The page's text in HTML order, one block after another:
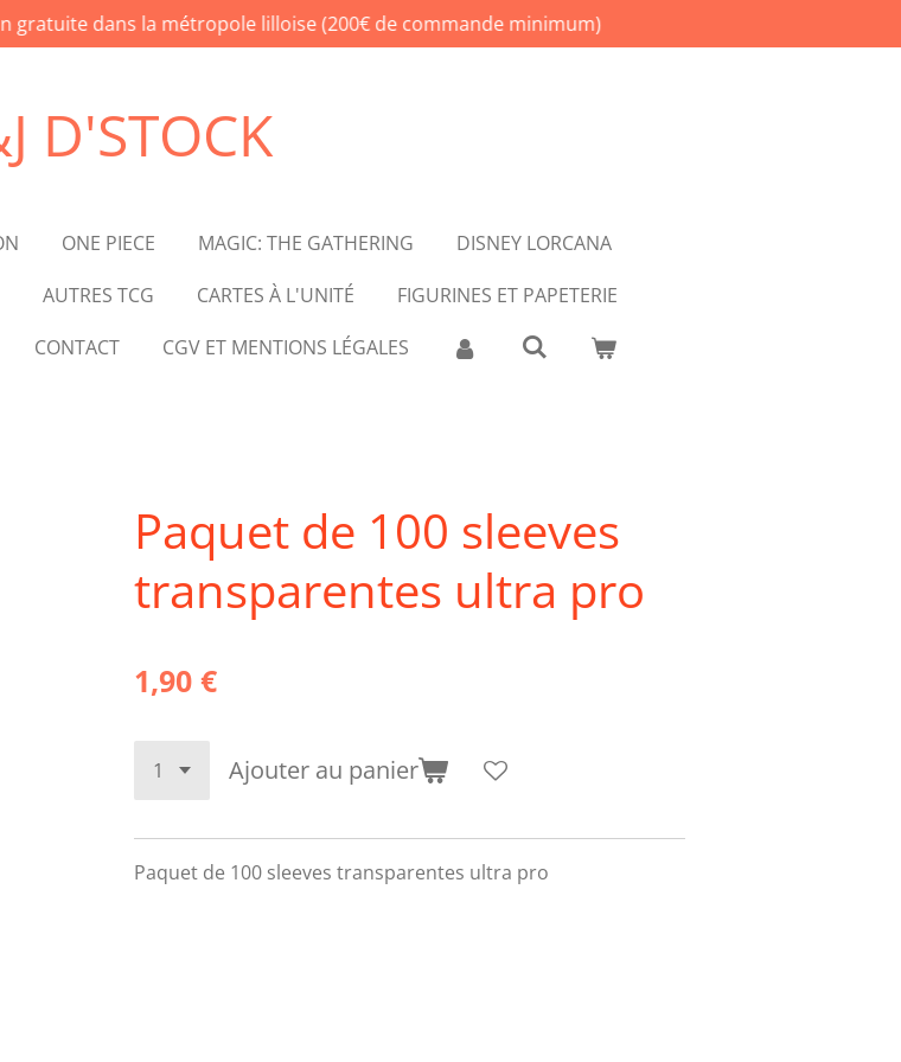
gratuite dans la métropole lilloise (200€ de commande minimum)
D'STOCK
ONE PIECE MAGIC: THE GATHERING
DISNEY LORCANA
AUTRES TCG CARTES À L'UNITÉ
FIGURINES ET PAPETERIE
CONTACT CGV ET MENTIONS LÉGALES
Paquet de 100 sleeves
transparentes ultra pro
1,90 €
Ajouter au panier
Paquet de 100 sleeves transparentes ultra pro